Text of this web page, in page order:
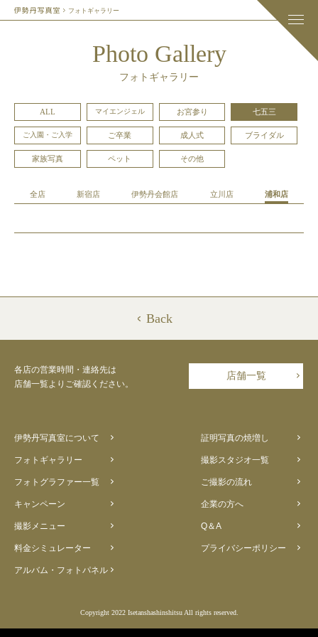
フォトギャラリー
Photo Gallery
フォトギャラリー
ALL マイエンジェル お宮参り 七五三
ご入園・ご入学 ご卒業 成人式 ブライダル
家族写真 ペット その他
全店 新宿店 伊勢丹会館店 立川店 浦和店
Back
各店の営業時間・連絡先は
店舗一覧よりご確認ください。
店舗一覧
伊勢丹写真室について 証明写真の焼増し
フォトギャラリー 撮影スタジオ一覧
フォトグラファー一覧 ご撮影の流れ
キャンペーン 企業の方へ
撮影メニュー Q＆A
料金シミュレーター プライバシーポリシー
アルバム・フォトパネル
Copyright 2022 Isetanshashinshitsu All rights reserved.